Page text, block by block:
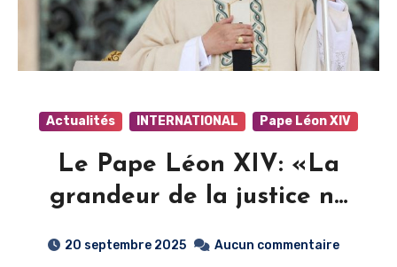
Actualités INTERNATIONAL Pape Léon XIV
Le Pape Léon XIV: «La
grandeur de la justice ne
20 septembre 2025 Aucun commentaire